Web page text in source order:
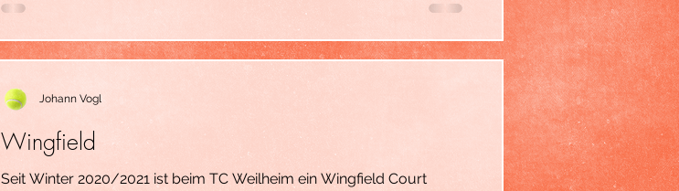
Wingfield
Seit Winter 2020/2021 ist beim TC Weilheim ein Wingfield Court
Johann Vogl